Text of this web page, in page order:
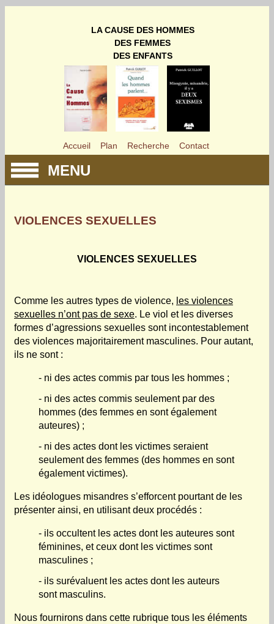
LA CAUSE DES HOMMES
DES FEMMES
DES ENFANTS
VIOLENCES SEXUELLES
VIOLENCES SEXUELLES
Comme les autres types de violence, les violences
sexuelles n’ont pas de sexe. Le viol et les diverses
formes d’agressions sexuelles sont incontestablement
des violences majoritairement masculines. Pour autant,
ils ne sont :
- ni des actes commis par tous les hommes ;
- ni des actes commis seulement par des
hommes (des femmes en sont également
auteures) ;
- ni des actes dont les victimes seraient
seulement des femmes (des hommes en sont
également victimes).
Les idéologues misandres s’efforcent pourtant de les
présenter ainsi, en utilisant deux procédés :
- ils occultent les actes dont les auteures sont
féminines, et ceux dont les victimes sont
masculines ;
- ils surévaluent les actes dont les auteurs
sont masculins.
Nous fournirons dans cette rubrique tous les éléments
MENU
Accueil Plan Recherche Contact